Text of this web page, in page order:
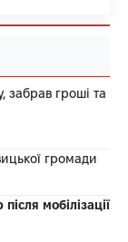
забрав гроші та
громади
мобілізації